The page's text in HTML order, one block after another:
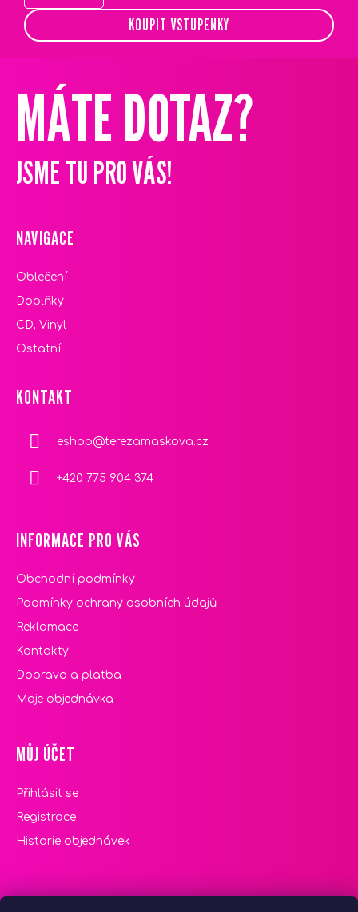
KOUPIT VSTUPENKY
MÁTE DOTAZ?
JSME TU PRO VÁS!
NAVIGACE
Oblečení
Doplňky
CD, Vinyl
Ostatní
KONTAKT
eshop@terezamaskova.cz
+420 775 904 374
INFORMACE PRO VÁS
Obchodní podmínky
Podmínky ochrany osobních údajů
Reklamace
Kontakty
Doprava a platba
Moje objednávka
MŮJ ÚČET
Přihlásit se
Registrace
Historie objednávek